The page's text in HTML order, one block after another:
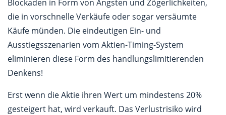
Blockaden in Form von Ängsten und Zögerlichkeiten,
die in vorschnelle Verkäufe oder sogar versäumte
Käufe münden. Die eindeutigen Ein- und
Ausstiegsszenarien vom Aktien-Timing-System
eliminieren diese Form des handlungslimitierenden
Denkens!
Erst wenn die Aktie ihren Wert um mindestens 20%
gesteigert hat, wird verkauft. Das Verlustrisiko wird